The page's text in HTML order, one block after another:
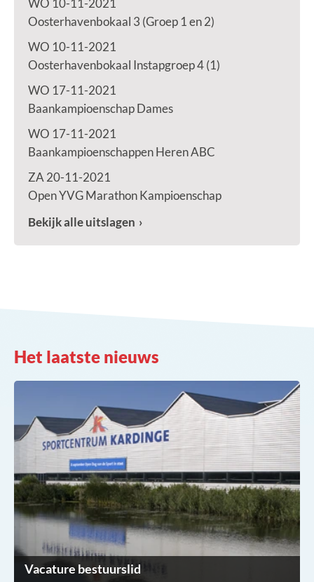
WO 10-11-2021
Oosterhavenbokaal 3 (Groep 1 en 2)
WO 10-11-2021
Oosterhavenbokaal Instapgroep 4 (1)
WO 17-11-2021
Baankampioenschap Dames
WO 17-11-2021
Baankampioenschappen Heren ABC
ZA 20-11-2021
Open YVG Marathon Kampioenschap
Bekijk alle uitslagen
Het laatste nieuws
Vacature bestuurslid